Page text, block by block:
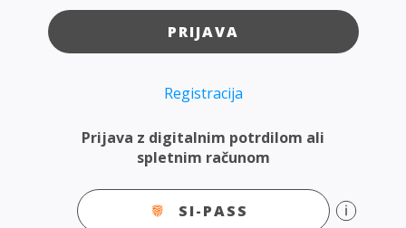
Prijava z digitalnim potrdilom ali
spletnim računom
SI-PASS
PRIJAVA
Registracija